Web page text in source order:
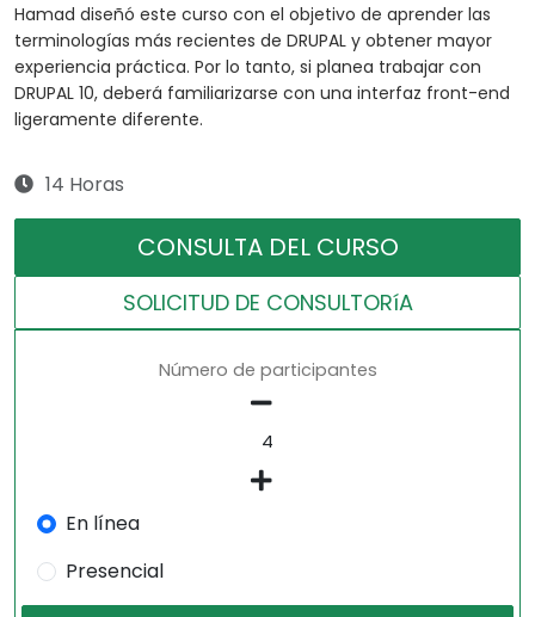
Hamad diseñó este curso con el objetivo de aprender las
terminologías más recientes de DRUPAL y obtener mayor
experiencia práctica. Por lo tanto, si planea trabajar con
DRUPAL 10, deberá familiarizarse con una interfaz front-end
ligeramente diferente.
14 Horas
CONSULTA DEL CURSO
SOLICITUD DE CONSULTORíA
Número de participantes
En línea
Presencial